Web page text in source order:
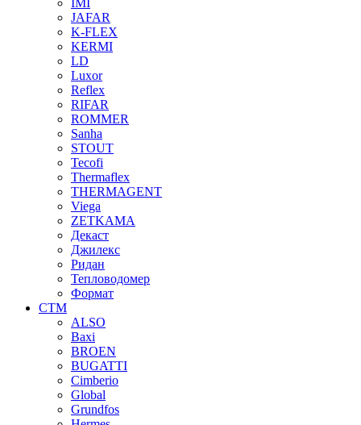
JAFAR
K-FLEX
KERMI
LD
Luxor
Reflex
RIFAR
ROMMER
Sanha
STOUT
Tecofi
Thermaflex
THERMAGENT
Viega
ZETKAMA
Декаст
Джилекс
Ридан
Тепловодомер
Формат
СТМ
ALSO
Baxi
BROEN
BUGATTI
Cimberio
Global
Grundfos